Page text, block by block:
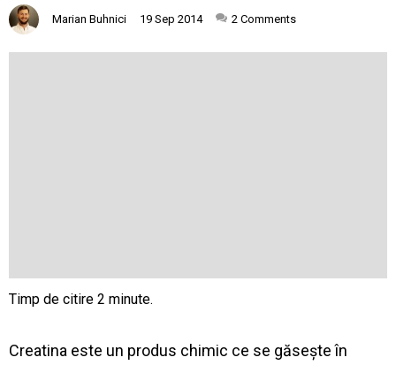
Marian Buhnici 19 Sep 2014 2 Comments
Creatina este un produs chimic ce se găsește în